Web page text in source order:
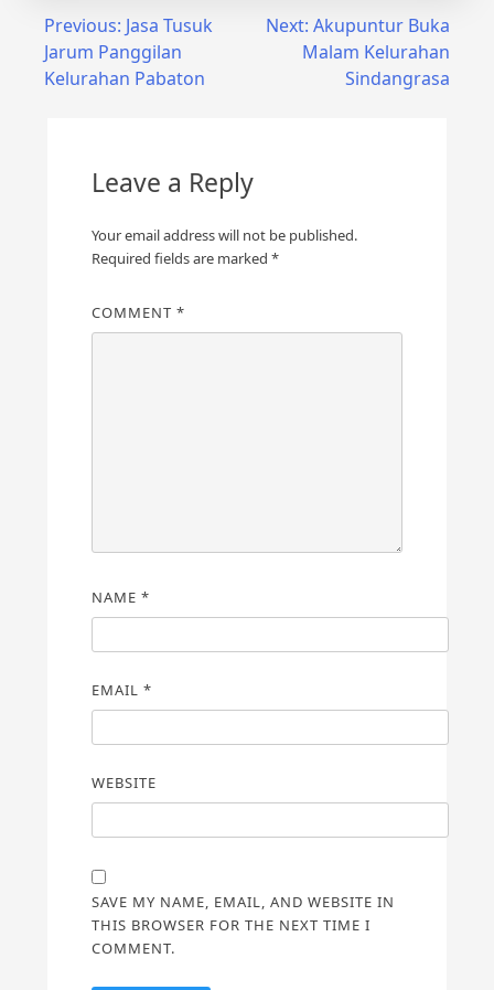
Post
navigation
Previous: Jasa Tusuk
Jarum Panggilan
Kelurahan Pabaton
Next: Akupuntur Buka
Malam Kelurahan
Sindangrasa
Leave a Reply
Your email address will not be published.
Required fields are marked *
COMMENT *
NAME *
EMAIL *
WEBSITE
SAVE MY NAME, EMAIL, AND WEBSITE IN
THIS BROWSER FOR THE NEXT TIME I
COMMENT.